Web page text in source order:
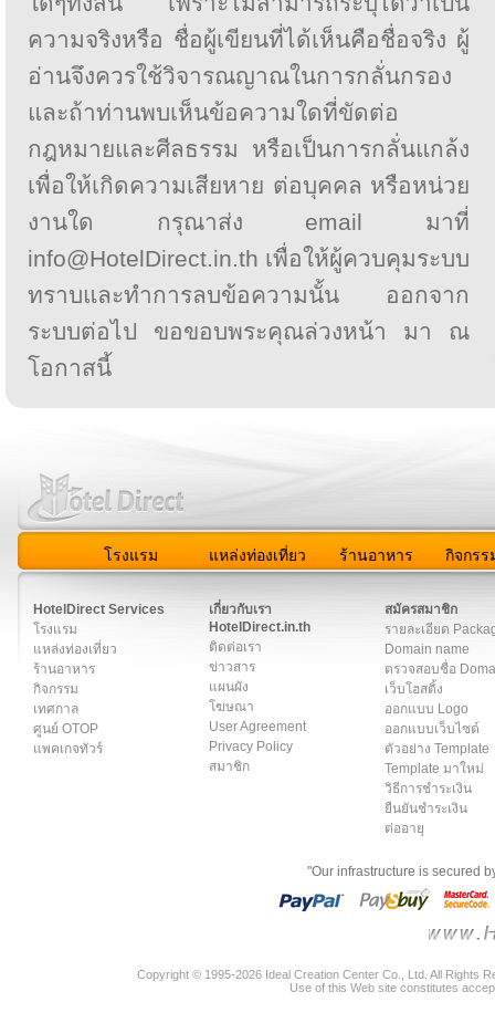
ความจริงหรือ ชื่อผู้เขียนที่ได้เห็นคือชื่อจริง ผู้
อ่านจึงควรใช้วิจารณญาณในการกลั่นกรอง
และถ้าท่านพบเห็นข้อความใดที่ขัดต่อ
กฎหมายและศีลธรรม หรือเป็นการกลั่นแกล้ง
เพื่อให้เกิดความเสียหาย ต่อบุคคล หรือหน่วย
งานใด กรุณาส่ง email มาที่
info@HotelDirect.in.th เพื่อให้ผู้ควบคุมระบบ
ทราบและทำการลบข้อความนั้น ออกจาก
ระบบต่อไป ขอขอบพระคุณล่วงหน้า มา ณ
โอกาสนี้
โรงแรม แหล่งท่องเที่ยว ร้านอาหาร กิจกรร
HotelDirect Services
โรงแรม
แหล่งท่องเที่ยว
ร้านอาหาร
กิจกรรม
เทศกาล
ศูนย์ OTOP
แพคเกจทัวร์
เกี่ยวกับเรา
HotelDirect.in.th
ติดต่อเรา
ข่าวสาร
แผนผัง
โฆษณา
User Agreement
Privacy Policy
สมาชิก
สมัครสมาชิก
รายละเอียด
Domain name
ตรวจสอบชื่อ
เว็บโฮสติ้ง
ออกแบบ Logo
ออกแบบเว็บไซต์
ตัวอย่าง Template
Template มาใหม่
วิธีการชำระเงิน
ยืนยันชำระเงิน
ต่ออายุ
"Our infrastructure is secured
Copyright © 1995-2026 Ideal Creation Center Co., Ltd. All Rights
Use of this Web site constitutes